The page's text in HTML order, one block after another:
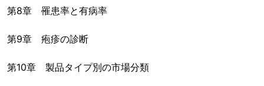
第8章 罹患率と有病率
第9章 疱疹の診断
第10章 製品タイプ別の市場分類